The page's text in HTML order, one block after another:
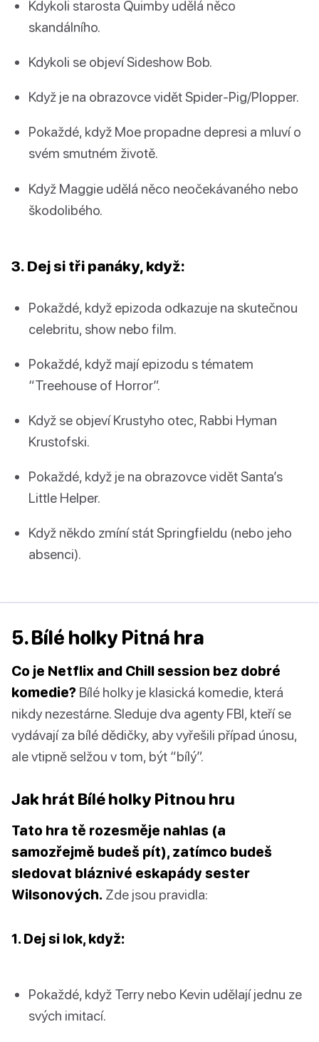
Kdykoli starosta Quimby udělá něco
skandálního.
Kdykoli se objeví Sideshow Bob.
Když je na obrazovce vidět Spider-Pig/Plopper.
Pokaždé, když Moe propadne depresi a mluví o
svém smutném životě.
Když Maggie udělá něco neočekávaného nebo
škodolibého.
3. Dej si tři panáky, když:
Pokaždé, když epizoda odkazuje na skutečnou
celebritu, show nebo film.
Pokaždé, když mají epizodu s tématem
“Treehouse of Horror”.
Když se objeví Krustyho otec, Rabbi Hyman
Krustofski.
Pokaždé, když je na obrazovce vidět Santa’s
Little Helper.
Když někdo zmíní stát Springfieldu (nebo jeho
absenci).
5. Bílé holky Pitná hra
Co je Netflix and Chill session bez dobré
komedie? Bílé holky je klasická komedie, která
nikdy nezestárne. Sleduje dva agenty FBI, kteří se
vydávají za bílé dědičky, aby vyřešili případ únosu,
ale vtipně selžou v tom, být “bílý”.
Jak hrát Bílé holky Pitnou hru
Tato hra tě rozesměje nahlas (a
samozřejmě budeš pít), zatímco budeš
sledovat bláznivé eskapády sester
Wilsonových. Zde jsou pravidla:
1. Dej si lok, když:
Pokaždé, když Terry nebo Kevin udělají jednu ze
svých imitací.